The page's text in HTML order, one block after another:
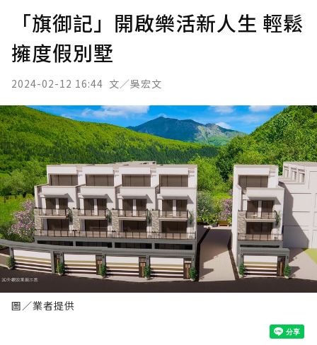
「旗御記」開啟樂活新人生 輕鬆
擁度假別墅
2024-02-12 16:44 文／吳宏文
圖／業者提供